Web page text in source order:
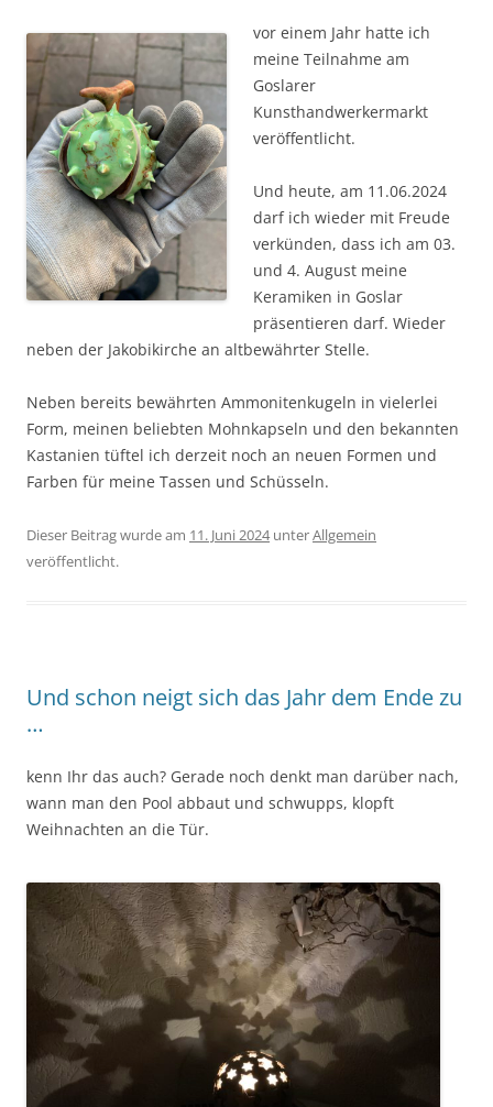
vor einem Jahr hatte ich
meine Teilnahme am
Goslarer
Kunsthandwerkermarkt
veröffentlicht.
Und heute, am 11.06.2024
darf ich wieder mit Freude
verkünden, dass ich am 03.
und 4. August meine
Keramiken in Goslar
präsentieren darf. Wieder
neben der Jakobikirche an altbewährter Stelle.
Neben bereits bewährten Ammonitenkugeln in vielerlei
Form, meinen beliebten Mohnkapseln und den bekannten
Kastanien tüftel ich derzeit noch an neuen Formen und
Farben für meine Tassen und Schüsseln.
Dieser Beitrag wurde am 11. Juni 2024unterAllgemein
veröffentlicht.
Und schon neigt sich das Jahr dem Ende zu
…
kenn Ihr das auch? Gerade noch denkt man darüber nach,
wann man den Pool abbaut und schwupps, klopft
Weihnachten an die Tür.